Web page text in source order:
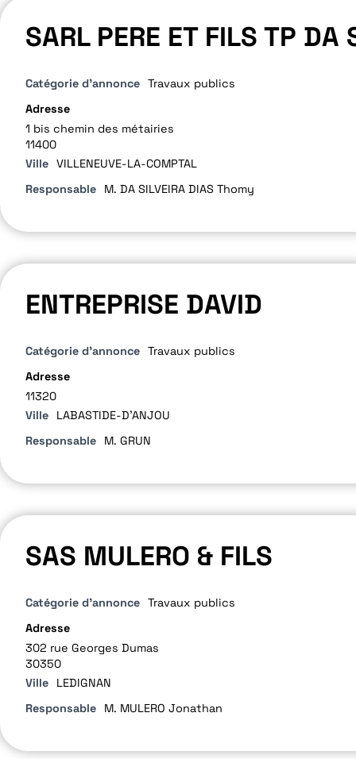
SARL PERE ET FILS TP DA
Catégorie d'annonce Travaux publics
Adresse
1 bis chemin des métairies
11400
Ville VILLENEUVE-LA-COMPTAL
Responsable
M. DA SILVEIRA DIAS Thomy
ENTREPRISE DAVID
Catégorie d'annonce Travaux publics
Adresse
11320
Ville
LABASTIDE-D'ANJOU
Responsable
M. GRUN
SAS MULERO & FILS
Catégorie d'annonce Travaux publics
Adresse
302 rue Georges Dumas
30350
Ville
LEDIGNAN
Responsable
M. MULERO Jonathan